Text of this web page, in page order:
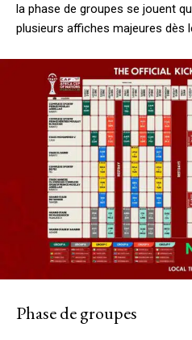
la phase de groupes se jouent
plusieurs affiches majeures dès
Phase de groupes